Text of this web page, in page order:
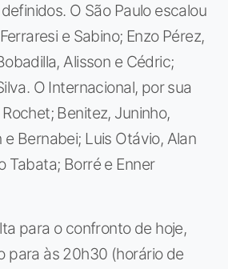
O São Paulo escalou
e Sabino; Enzo Pérez,
Alisson e Cédric;
O Internacional, por sua
Benitez, Juninho,
Bernabei; Luis Otávio, Alan
Tabata; Borré e Enner
para o confronto de hoje,
para às 20h30 (horário de